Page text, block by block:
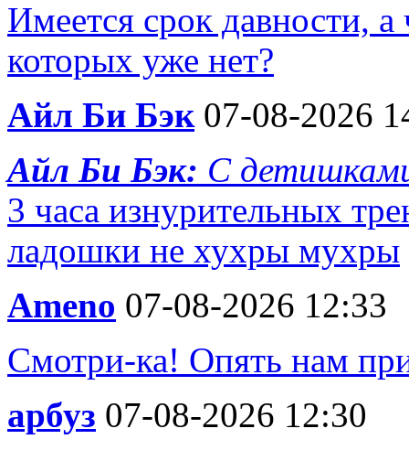
Имеется срок давности,
которых уже нет?
Айл Би Бэк07-08-2026
Айл Би Бэк: С
3 часа изнурительных
ладошки не хухры мухры
Ameno 07-08-2026 12:33
Смотри-ка! Опять нам
арбуз 07-08-2026 12:30